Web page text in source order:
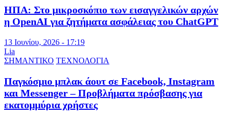
ΗΠΑ: Στο μικροσκόπιο των εισαγγελικών αρχών
η OpenAI για ζητήματα ασφάλειας του ChatGPT
13 Ιουνίου, 2026 - 17:19
Lia
ΣΗΜΑΝΤΙΚΟ ΤΕΧΝΟΛΟΓΙΑ
Παγκόσμιο μπλακ άουτ σε Facebook, Instagram
και Messenger – Προβλήματα πρόσβασης για
εκατομμύρια χρήστες